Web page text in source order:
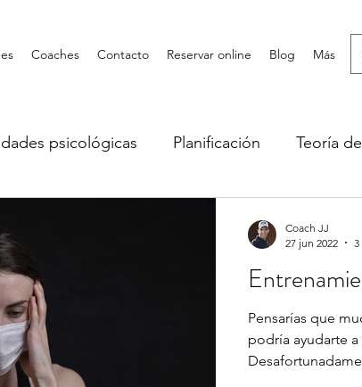
Coaches Contacto Reservar online Blog Más
psicológicas Planificación Teoría
Pensarías que
podría ayudarte
Coach JJ
27 jun 2022
3